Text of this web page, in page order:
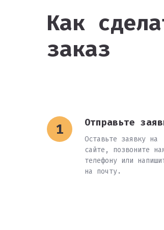
Как
заказ
Отправьте
Оставьте заявку на
сайте, позвоните
телефону или
на почту.